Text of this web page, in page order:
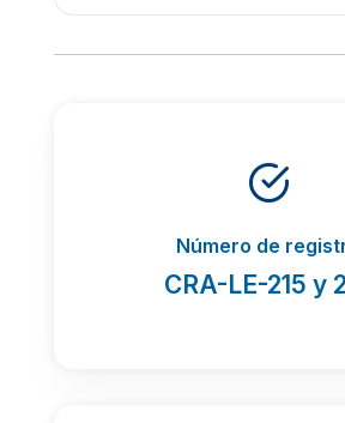
Número de
CRA-LE-215 y